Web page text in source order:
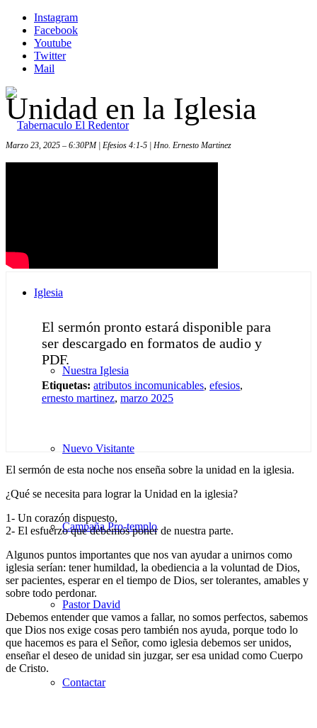
Instagram
Facebook
Youtube
Twitter
Mail
Iglesia
Nuestra Iglesia
Nuevo Visitante
Campaña Pro-templo
Pastor David
Contactar
Unidad en la Iglesia
Marzo 23, 2025 – 6:30PM | Efesios 4:1-5 | Hno. Ernesto Martinez
El sermón pronto estará disponible para
ser descargado en formatos de audio y
PDF.
Etiquetas: atributos incomunicables, efesios,
ernesto martinez, marzo 2025
El sermón de esta noche nos enseña sobre la unidad en la iglesia.
¿Qué se necesita para lograr la Unidad en la iglesia?
1- Un corazón dispuesto,
2- El esfuerzo que debemos poner de nuestra parte.
Algunos puntos importantes que nos van ayudar a unirnos como
iglesia serían: tener humildad, la obediencia a la voluntad de Dios,
ser pacientes, esperar en el tiempo de Dios, ser tolerantes, amables y
sobre todo perdonar.
Debemos entender que vamos a fallar, no somos perfectos, sabemos
que Dios nos exige cosas pero también nos ayuda, porque todo lo
que hacemos es para el Señor, como iglesia debemos ser unidos,
enseñar el deseo de unidad sin juzgar, ser esa unidad como Cuerpo
de Cristo.